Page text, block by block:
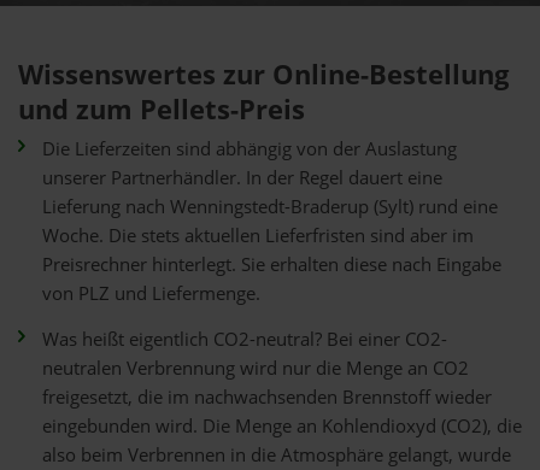
Wissenswertes zur Online-Bestellung
und zum Pellets-Preis
Die Lieferzeiten sind abhängig von der Auslastung
unserer Partnerhändler. In der Regel dauert eine
Lieferung nach Wenningstedt-Braderup (Sylt) rund eine
Woche. Die stets aktuellen Lieferfristen sind aber im
Preisrechner hinterlegt. Sie erhalten diese nach Eingabe
von PLZ und Liefermenge.
Was heißt eigentlich CO2-neutral? Bei einer CO2-
neutralen Verbrennung wird nur die Menge an CO2
freigesetzt, die im nachwachsenden Brennstoff wieder
eingebunden wird. Die Menge an Kohlendioxyd (CO2), die
also beim Verbrennen in die Atmosphäre gelangt, wurde